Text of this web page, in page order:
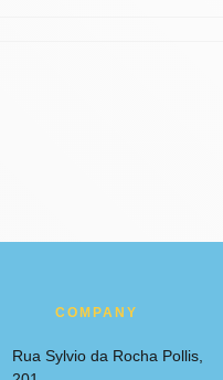
COMPANY
Rua Sylvio da Rocha Pollis,